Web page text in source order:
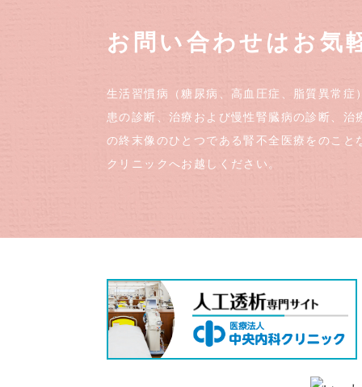
お問い合わせはお気
生活習慣病（糖尿病、高血圧症、脂質異常症
患の診断、治療および慢性腎臓病の診断、治
の終末像のひとつである腎不全医療をのこと
クリニックへお越しください。